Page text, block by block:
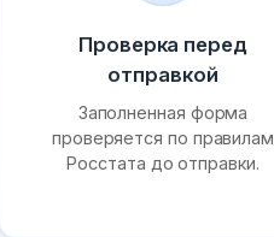
Проверка перед
отправкой
Заполненная форма
проверяется по правилам
Росстата до отправки.